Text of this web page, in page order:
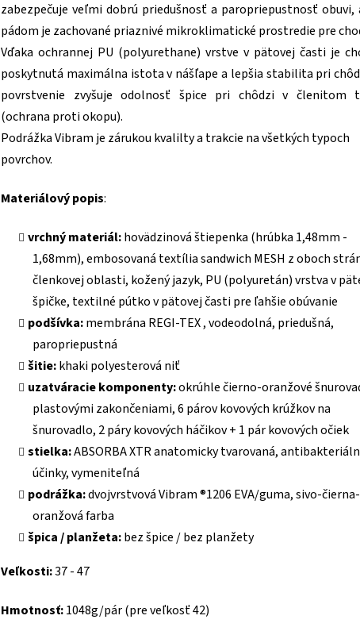
zabezpečuje veľmi dobrú priedušnosť a paropriepustnosť
pádom je zachované priaznivé mikroklimatické prostredie pre
Vďaka ochrannej PU (polyurethane) vrstve v pätovej časti je
poskytnutá maximálna istota v nášľape a lepšia stabilita pri
povrstvenie zvyšuje odolnosť špice pri chôdzi v členitom
(ochrana proti okopu).
Podrážka Vibram je zárukou kvalilty a trakcie na všetkých typoch
povrchov.
Materiálový popis:
vrchný materiál:hovädzinová štiepenka (hrúbka 1,48mm -
1,68mm), embosovaná textília sandwich MESH z oboch
členkovej oblasti, kožený jazyk, PU (polyuretán) vrstva v
špičke, textilné pútko v pätovej časti pre ľahšie obúvanie
podšívka:membrána REGI-TEX , vodeodolná, priedušná,
paropriepustná
šitie:khaki polyesterová niť
uzatváracie komponenty:okrúhle čierno-oranžové
plastovými zakončeniami, 6 párov kovových krúžkov na
šnurovadlo, 2 páry kovových háčikov + 1 pár kovových očiek
stielka:ABSORBA XTR anatomicky tvarovaná,
účinky, vymeniteľná
podrážka:dvojvrstvová Vibram ®1206 EVA/guma, sivo-čierna-
oranžová farba
špica / planžeta:bez špice / bez planžety
Veľkosti:37 - 47
Hmotnosť:1048g/pár (pre veľkosť 42)